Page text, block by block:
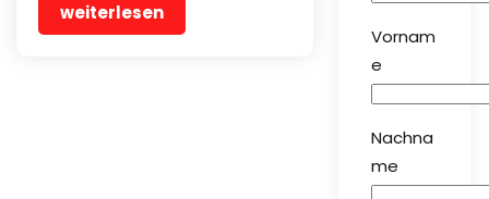
weiterlesen
Vornam
e
Nachna
me